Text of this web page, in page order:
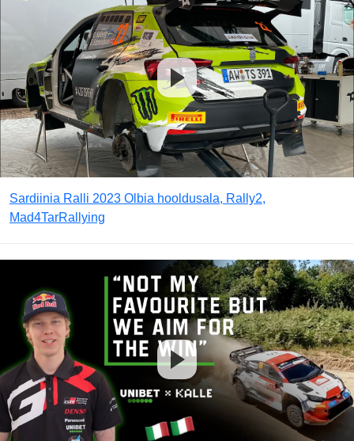
Sardiinia Ralli 2023 Olbia hooldusala, Rally2,
Mad4TarRallying